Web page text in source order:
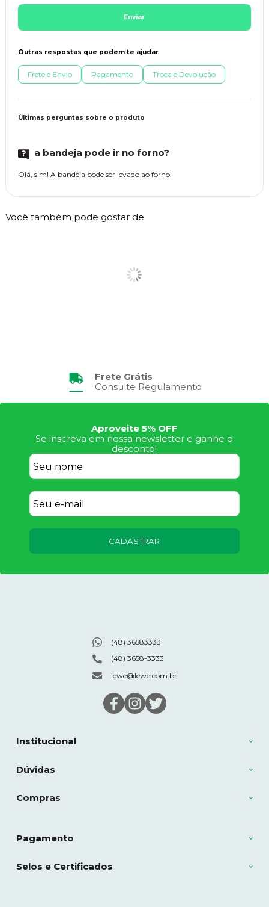
Enviar
Outras respostas que podem te ajudar
Frete e Envio Pagamento Troca e Devolução
Últimas perguntas sobre o produto
a bandeja pode ir no forno?
Olá, sim! A bandeja pode ser levado ao forno.
Você também pode gostar de
Frete Grátis
Consulte Regulamento
Aproveite 5% OFF
Se inscreva em nossa newsletter e ganhe o
desconto!
CADASTRAR
Institucional
Dúvidas
Compras
(48) 36583333
(48) 3658-3333
lewe@lewe.com.br
Pagamento
Selos e Certificados